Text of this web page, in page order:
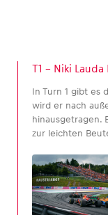
T1 – Niki Lauda
In Turn 1 gibt es
wird er nach
hinausgetragen.
zur leichten